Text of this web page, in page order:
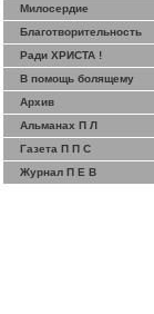
Милосердие
Благотворительность
Ради ХРИСТА !
В помощь болящему
Архив
Альманах П Л
Газета П П С
Журнал П Е В